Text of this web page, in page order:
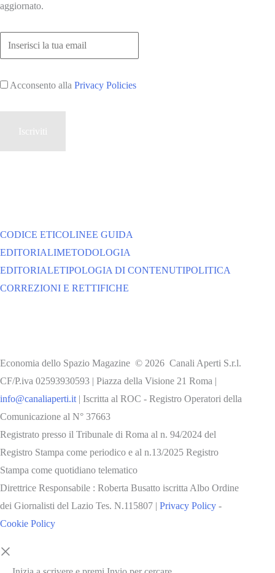
aggiornato.
Acconsento alla Privacy Policies
CODICE ETICOLINEE GUIDA
EDITORIALIMETODOLOGIA
EDITORIALETIPOLOGIA DI CONTENUTIPOLITICA
CORREZIONI E RETTIFICHE
Economia dello Spazio Magazine © 2026 Canali Aperti S.r.l.
CF/P.iva 02593930593 | Piazza della Visione 21 Roma |
info@canaliaperti.it | Iscritta al ROC - Registro Operatori della
Comunicazione al N° 37663
Registrato presso il Tribunale di Roma al n. 94/2024 del
Registro Stampa come periodico e al n.13/2025 Registro
Stampa come quotidiano telematico
Direttrice Responsabile : Roberta Busatto iscritta Albo Ordine
dei Giornalisti del Lazio Tes. N.115807 | Privacy Policy -
Cookie Policy